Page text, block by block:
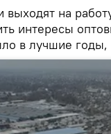
на
интересы
в лучшие годы,